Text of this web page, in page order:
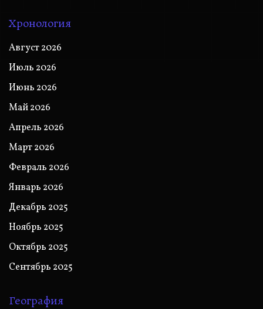
Хронология
Август 2026
Июль 2026
Июнь 2026
Май 2026
Апрель 2026
Март 2026
Февраль 2026
Январь 2026
Декабрь 2025
Ноябрь 2025
Октябрь 2025
Сентябрь 2025
География